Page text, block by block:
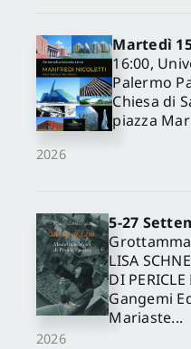
2026
Martedì
16:00,
Palermo
Chiesa di
piazza
2026
5-27
LISA
DI
Gangemi
Mariaste...